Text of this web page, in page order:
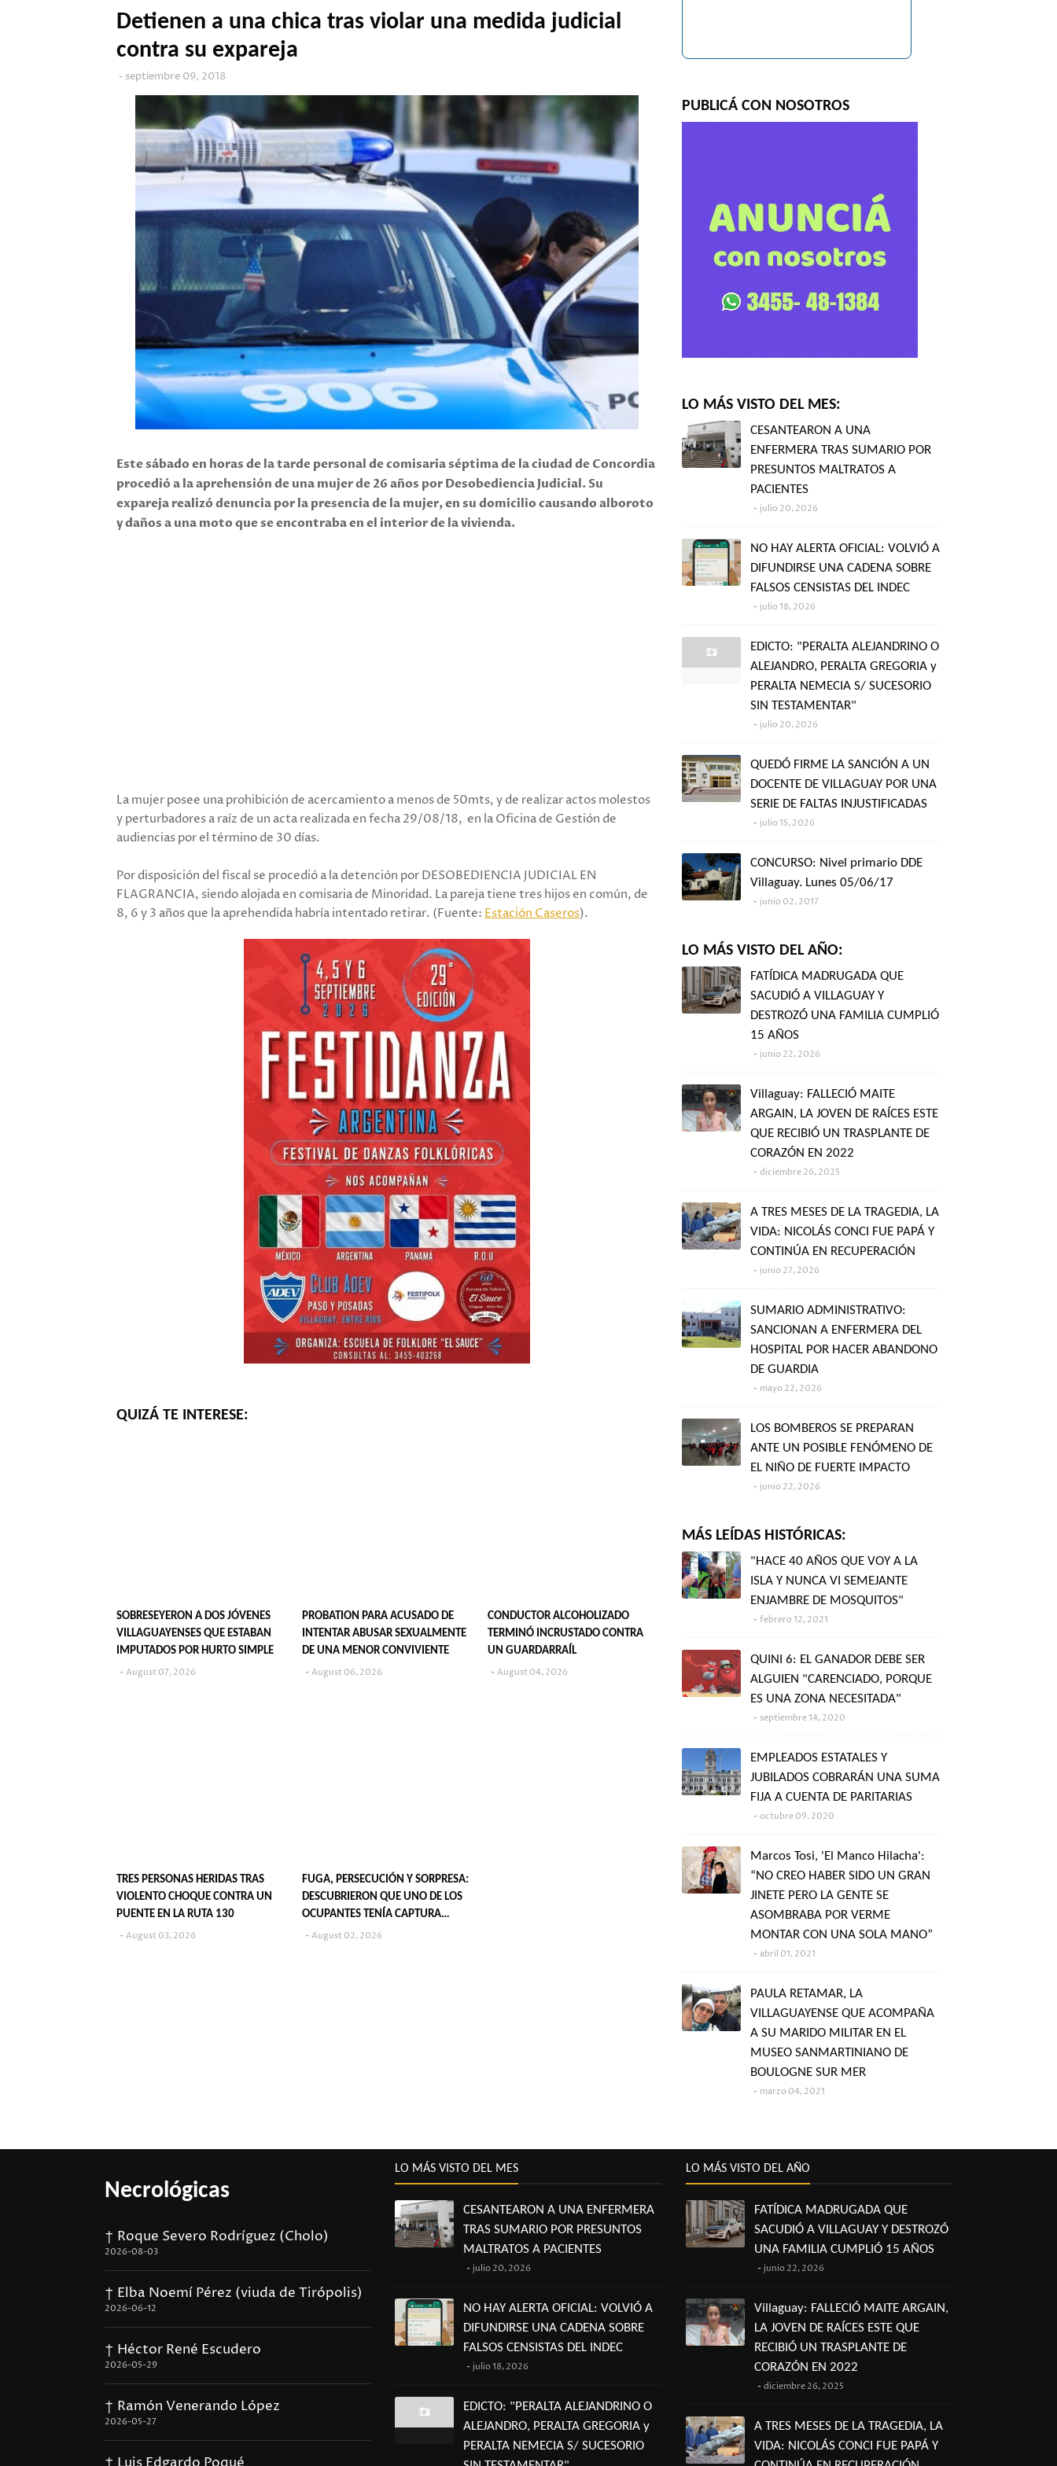
Detienen a una chica tras violar una medida judicial
contra su expareja
septiembre 09, 2018
Este sábado en horas de la tarde personal de comisaria séptima de la ciudad de Concordia
procedió a la aprehensión de una mujer de 26 años por Desobediencia Judicial. Su
expareja realizó denuncia por la presencia de la mujer, en su domicilio causando alboroto
y daños a una moto que se encontraba en el interior de la vivienda.
La mujer posee una prohibición de acercamiento a menos de 50mts, y de realizar actos molestos
y perturbadores a raíz de un acta realizada en fecha 29/08/18, en la Oficina de Gestión de
audiencias por el término de 30 días.
Por disposición del fiscal se procedió a la detención por DESOBEDIENCIA JUDICIAL EN
FLAGRANCIA, siendo alojada en comisaria de Minoridad. La pareja tiene tres hijos en común, de
8, 6 y 3 años que la aprehendida habría intentado retirar. (Fuente:Estación Caseros).
QUIZÁ TE INTERESE:
SOBRESEYERON A DOS JÓVENES
VILLAGUAYENSES QUE ESTABAN
IMPUTADOS POR HURTO SIMPLE
August 07, 2026
PROBATION PARA ACUSADO DE
INTENTAR ABUSAR SEXUALMENTE
DE UNA MENOR CONVIVIENTE
August 06, 2026
CONDUCTOR ALCOHOLIZADO
TERMINÓ INCRUSTADO CONTRA
UN GUARDARRAÍL
August 04, 2026
TRES PERSONAS HERIDAS TRAS
VIOLENTO CHOQUE CONTRA UN
PUENTE EN LA RUTA 130
August 03, 2026
FUGA, PERSECUCIÓN Y SORPRESA:
DESCUBRIERON QUE UNO DE LOS
OCUPANTES TENÍA CAPTURA
VIGENTE
August 02, 2026
PUBLICÁ CON NOSOTROS
LO MÁS VISTO DEL MES:
CESANTEARON A UNA
ENFERMERA TRAS SUMARIO POR
PRESUNTOS MALTRATOS A
PACIENTES
julio 20, 2026
NO HAY ALERTA OFICIAL: VOLVIÓ A
DIFUNDIRSE UNA CADENA SOBRE
FALSOS CENSISTAS DEL INDEC
julio 18, 2026
EDICTO: "PERALTA ALEJANDRINO O
ALEJANDRO, PERALTA GREGORIA y
PERALTA NEMECIA S/ SUCESORIO
SIN TESTAMENTAR"
julio 20, 2026
QUEDÓ FIRME LA SANCIÓN A UN
DOCENTE DE VILLAGUAY POR UNA
SERIE DE FALTAS INJUSTIFICADAS
julio 15, 2026
CONCURSO: Nivel primario DDE
Villaguay. Lunes 05/06/17
junio 02, 2017
LO MÁS VISTO DEL AÑO:
FATÍDICA MADRUGADA QUE
SACUDIÓ A VILLAGUAY Y
DESTROZÓ UNA FAMILIA CUMPLIÓ
15 AÑOS
junio 22, 2026
Villaguay: FALLECIÓ MAITE
ARGAIN, LA JOVEN DE RAÍCES ESTE
QUE RECIBIÓ UN TRASPLANTE DE
CORAZÓN EN 2022
diciembre 26, 2025
A TRES MESES DE LA TRAGEDIA, LA
VIDA: NICOLÁS CONCI FUE PAPÁ Y
CONTINÚA EN RECUPERACIÓN
junio 27, 2026
SUMARIO ADMINISTRATIVO:
SANCIONAN A ENFERMERA DEL
HOSPITAL POR HACER ABANDONO
DE GUARDIA
mayo 22, 2026
LOS BOMBEROS SE PREPARAN
ANTE UN POSIBLE FENÓMENO DE
EL NIÑO DE FUERTE IMPACTO
junio 22, 2026
MÁS LEÍDAS HISTÓRICAS:
"HACE 40 AÑOS QUE VOY A LA
ISLA Y NUNCA VI SEMEJANTE
ENJAMBRE DE MOSQUITOS"
febrero 12, 2021
QUINI 6: EL GANADOR DEBE SER
ALGUIEN "CARENCIADO, PORQUE
ES UNA ZONA NECESITADA"
septiembre 14, 2020
EMPLEADOS ESTATALES Y
JUBILADOS COBRARÁN UNA SUMA
FIJA A CUENTA DE PARITARIAS
octubre 09, 2020
Marcos Tosi, 'El Manco Hilacha':
“NO CREO HABER SIDO UN GRAN
JINETE PERO LA GENTE SE
ASOMBRABA POR VERME
MONTAR CON UNA SOLA MANO”
abril 01, 2021
PAULA RETAMAR, LA
VILLAGUAYENSE QUE ACOMPAÑA
A SU MARIDO MILITAR EN EL
MUSEO SANMARTINIANO DE
BOULOGNE SUR MER
marzo 04, 2021
Necrológicas
† Roque Severo Rodríguez (Cholo)
2026-08-03
† Elba Noemí Pérez (viuda de Tirópolis)
2026-06-12
† Héctor René Escudero
2026-05-29
† Ramón Venerando López
2026-05-27
LO MÁS VISTO DEL MES
CESANTEARON A UNA ENFERMERA
TRAS SUMARIO POR PRESUNTOS
MALTRATOS A PACIENTES
julio 20, 2026
NO HAY ALERTA OFICIAL: VOLVIÓ A
DIFUNDIRSE UNA CADENA SOBRE
FALSOS CENSISTAS DEL INDEC
julio 18, 2026
EDICTO: "PERALTA ALEJANDRINO O
ALEJANDRO, PERALTA GREGORIA y
PERALTA NEMECIA S/ SUCESORIO
LO MÁS VISTO DEL AÑO
FATÍDICA MADRUGADA QUE
SACUDIÓ A VILLAGUAY Y DESTROZÓ
UNA FAMILIA CUMPLIÓ 15 AÑOS
junio 22, 2026
Villaguay: FALLECIÓ MAITE ARGAIN,
LA JOVEN DE RAÍCES ESTE QUE
RECIBIÓ UN TRASPLANTE DE
CORAZÓN EN 2022
diciembre 26, 2025
A TRES MESES DE LA TRAGEDIA, LA
VIDA: NICOLÁS CONCI FUE PAPÁ Y